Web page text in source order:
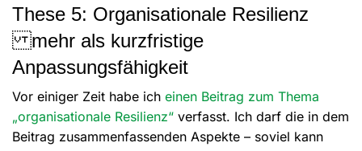
These 5: Organisationale Resilienz
mehr als kurzfristige
Anpassungsfähigkeit
Vor einiger Zeit habe ich einen Beitrag zum Thema
„organisationale Resilienz“ verfasst. Ich darf die in dem
Beitrag zusammenfassenden Aspekte – soviel kann